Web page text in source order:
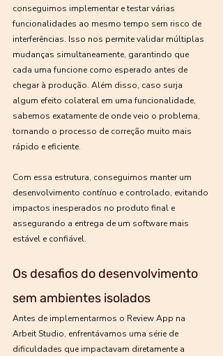
conseguimos implementar e testar várias
funcionalidades ao mesmo tempo sem risco de
interferências. Isso nos permite validar múltiplas
mudanças simultaneamente, garantindo que
cada uma funcione como esperado antes de
chegar à produção. Além disso, caso surja
algum efeito colateral em uma funcionalidade,
sabemos exatamente de onde veio o problema,
tornando o processo de correção muito mais
rápido e eficiente.
Com essa estrutura, conseguimos manter um
desenvolvimento contínuo e controlado, evitando
impactos inesperados no produto final e
assegurando a entrega de um software mais
estável e confiável.
Os desafios do desenvolvimento
sem ambientes isolados
Antes de implementarmos o Review App na
Arbeit Studio, enfrentávamos uma série de
dificuldades que impactavam diretamente a